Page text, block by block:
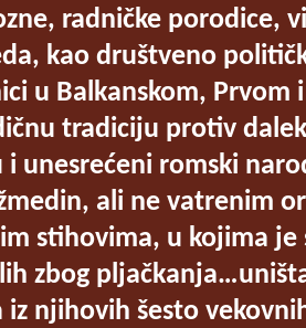
radničke porodice,
kao društveno
u Balkanskom,
tradiciju protiv
i unesrećeni romski
ali ne vatrenim
stihovima, u kojima
zbog
iz njihovih šesto